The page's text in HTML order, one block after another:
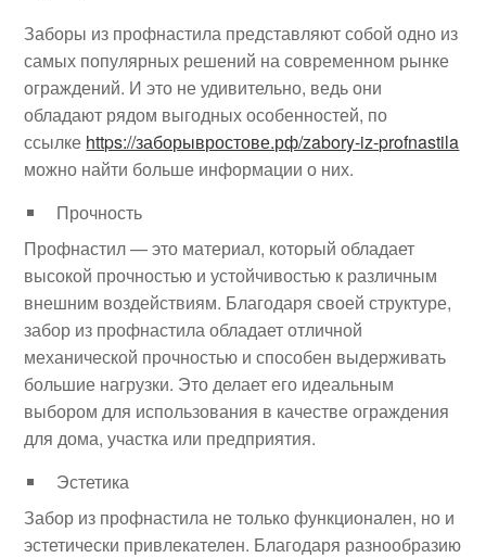
Заборы из профнастила представляют собой одно из
самых популярных решений на современном рынке
ограждений. И это не удивительно, ведь они
обладают рядом выгодных особенностей, по
ссылке https://заборывростове.рф/zabory-iz-profnastila
можно найти больше информации о них.
Прочность
Профнастил — это материал, который обладает
высокой прочностью и устойчивостью к различным
внешним воздействиям. Благодаря своей структуре,
забор из профнастила обладает отличной
механической прочностью и способен выдерживать
большие нагрузки. Это делает его идеальным
выбором для использования в качестве ограждения
для дома, участка или предприятия.
Эстетика
Забор из профнастила не только функционален, но и
эстетически привлекателен. Благодаря разнообразию